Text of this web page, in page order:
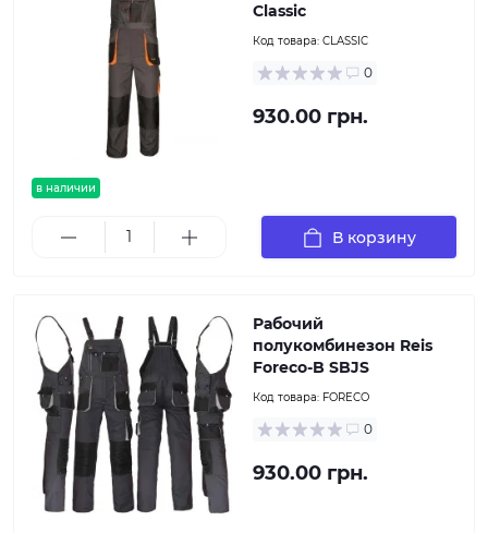
в наличии
Classic
Код товара: CLASSIC
0
930.00 грн.
В корзину
Рабочий
полукомбинезон Reis
Foreco-B SBJS
Код товара: FORECO
0
930.00 грн.